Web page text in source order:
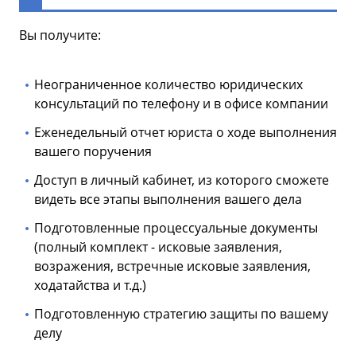
Вы получите:
Неограниченное количество юридических
консультаций по телефону и в офисе компании
Еженедельный отчет юриста о ходе выполнения
вашего поручения
Доступ в личный кабинет, из которого сможете
видеть все этапы выполнения вашего дела
Подготовленные процессуальные документы
(полный комплект - исковые заявления,
возражения, встречные исковые заявления,
ходатайства и т.д.)
Подготовленную стратегию защиты по вашему
делу